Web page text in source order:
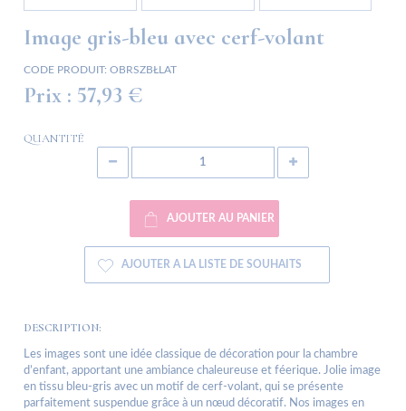
Image gris-bleu avec cerf-volant
CODE PRODUIT: OBRSZBŁLAT
Prix : 57,93 €
QUANTITÉ
AJOUTER AU PANIER
AJOUTER A LA LISTE DE SOUHAITS
DESCRIPTION:
Les images sont une idée classique de décoration pour la chambre
d’enfant, apportant une ambiance chaleureuse et féerique. Jolie image
en tissu bleu-gris avec un motif de cerf-volant, qui se présente
parfaitement suspendue grâce à un nœud décoratif. Nos images en